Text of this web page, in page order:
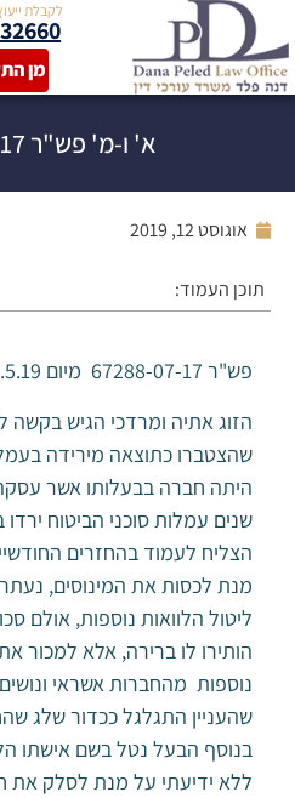
לקבלת
מן
א' ו-מ' פש"ר 67288-07-17
אוגוסט 12, 2019
תוכן העמוד:
פש"ר 67288-07-17 מיום 28.5.19
הזוג אתיה ומרדכי הגיש בקשה
שהצטברו כתוצאה מירידה
היתה חברה בבעלותו אשר
הצליח לעמוד בהחזרים
מנת לכסות את המינוסים,
ליטול הלוואות נוספות, אולם
הותירו לו ברירה, אלא למכור
נוספות מהחברות אשראי
שהעניין התגלגל ככדור שלג
בנוסף הבעל נטל בשם אישתו
ללא ידיעתי על מנת לסלק את